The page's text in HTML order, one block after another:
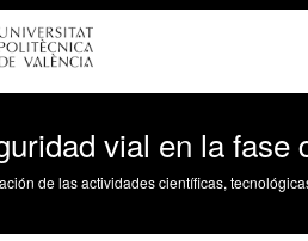
vial en la fase
de las actividades científicas,